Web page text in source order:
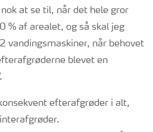
at se til, når det hele gror
% af arealet, og så skal jeg
vandingsmaskiner, når behovet
blevet en
efterafgrøder i alt,